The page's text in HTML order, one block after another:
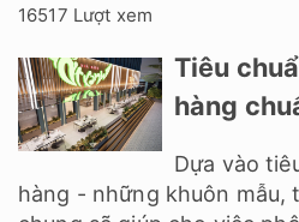
16517 Lượt xem
Tiêu
hàng
Dựa vào
hàng - những khuôn mẫu,